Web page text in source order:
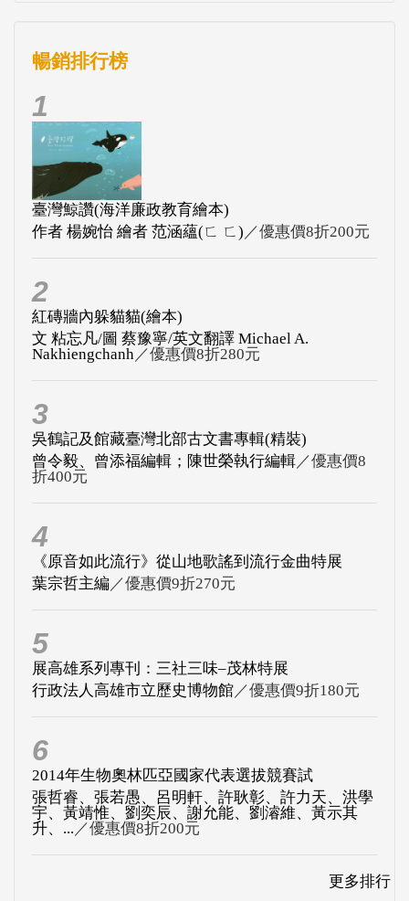
暢銷排行榜
1
臺灣鯨讚(海洋廉政教育繪本)
作者 楊婉怡 繪者 范涵蘊(ㄈ ㄈ) ／優惠價8折200元
2
紅磚牆內躲貓貓(繪本)
文 粘忘凡/圖 蔡豫寧/英文翻譯 Michael A.
Nakhiengchanh／優惠價8折280元
3
吳鶴記及館藏臺灣北部古文書專輯(精裝)
曾令毅、曾添福編輯；陳世榮執行編輯／優惠價8
折400元
4
《原音如此流行》從山地歌謠到流行金曲特展
葉宗哲主編 ／優惠價9折270元
5
展高雄系列專刊：三社三味–茂林特展
行政法人高雄市立歷史博物館／優惠價9折180元
6
2014年生物奧林匹亞國家代表選拔競賽試
張哲睿、張若愚、呂明軒、許耿彰、許力天、洪學
宇、黃靖惟、劉奕辰、謝允能、劉濬維、黃示其
升、... ／優惠價8折200元
更多排行